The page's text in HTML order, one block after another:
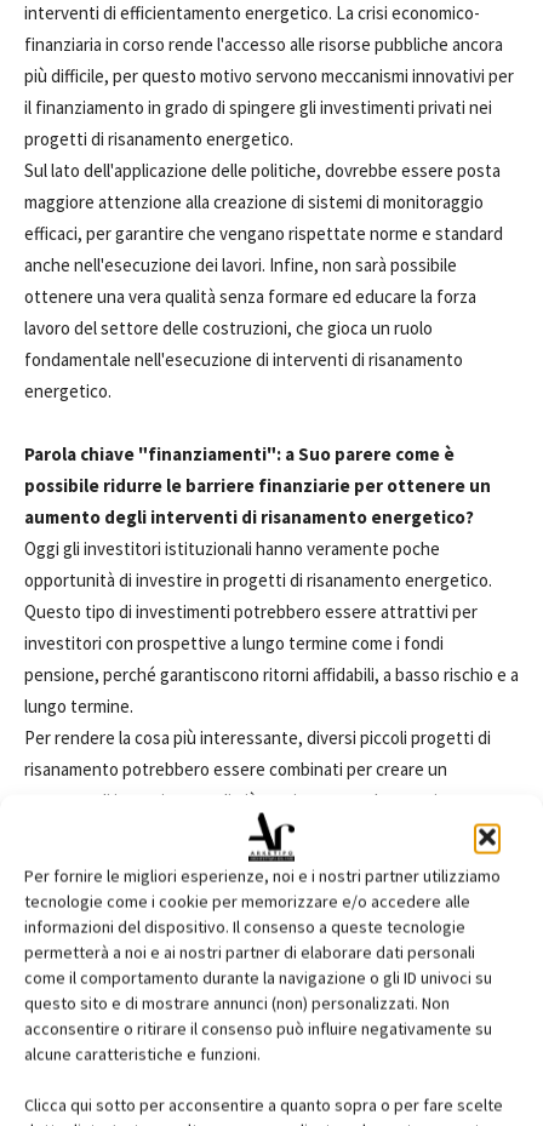
Per fornire le migliori esperienze, noi e i nostri partner utilizziamo
tecnologie come i cookie per memorizzare e/o accedere alle
informazioni del dispositivo. Il consenso a queste tecnologie
permetterà a noi e ai nostri partner di elaborare dati personali
come il comportamento durante la navigazione o gli ID univoci su
questo sito e di mostrare annunci (non) personalizzati. Non
acconsentire o ritirare il consenso può influire negativamente su
alcune caratteristiche e funzioni.
Clicca qui sotto per acconsentire a quanto sopra o per fare scelte
interventi di efficientamento energetico. La crisi economico-
finanziaria in corso rende l'accesso alle risorse pubbliche ancora
più difficile, per questo motivo servono meccanismi innovativi per
il finanziamento in grado di spingere gli investimenti privati nei
progetti di risanamento energetico.
Sul lato dell'applicazione delle politiche, dovrebbe essere posta
maggiore attenzione alla creazione di sistemi di monitoraggio
efficaci, per garantire che vengano rispettate norme e standard
anche nell'esecuzione dei lavori. Infine, non sarà possibile
ottenere una vera qualità senza formare ed educare la forza
lavoro del settore delle costruzioni, che gioca un ruolo
fondamentale nell'esecuzione di interventi di risanamento
energetico.
Parola chiave "finanziamenti": a Suo parere come è
possibile ridurre le barriere finanziarie per ottenere un
aumento degli interventi di risanamento energetico?
Oggi gli investitori istituzionali hanno veramente poche
opportunità di investire in progetti di risanamento energetico.
Questo tipo di investimenti potrebbero essere attrattivi per
investitori con prospettive a lungo termine come i fondi
pensione, perché garantiscono ritorni affidabili, a basso rischio e a
lungo termine.
Per rendere la cosa più interessante, diversi piccoli progetti di
risanamento potrebbero essere combinati per creare un
progetto di investimento di più ampia portata. La cosa importante
è che tali strumenti per gli investimenti saranno realizzati
tenendo conto delle circostanze locali. In questo momento
stiamo discutendo con gli investitori in merito a come tali
strumenti per gli investimento dovrebbero essere disegnati. Il
ruolo del governo potrebbe essere quello di assicurare delle
garanzie per tali progetti, questo non richiederanno un
investimento ingente e continuo come invece è avvenuto in altri
casi.
Lei ritiene che l'Isolamento Termico degli edifici potrebbe